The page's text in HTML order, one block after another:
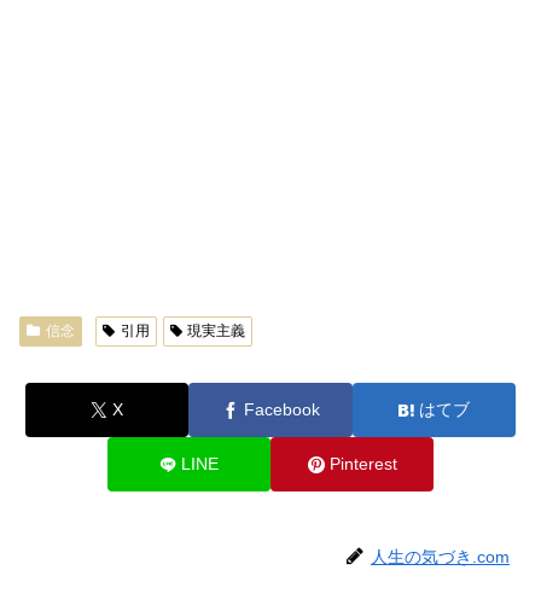
信念 引用 現実主義
X Facebook はてブ
LINE Pinterest
人生の気づき.com